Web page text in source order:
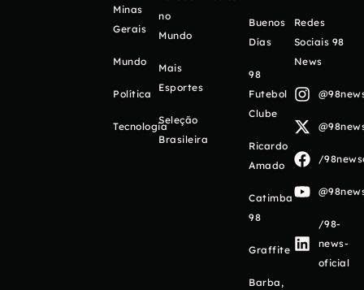
Minas
Gerais
Mundo
Política
Tecnologia
no
Mundo
Mais
Esportes
Seleção
Brasileira
Buenos
Días
98
Futebol
Clube
Ricardo
Amado
Catimba
98
Graffite
Barba,
Redes
Sociais 98
News
/
/98-
news-
oficial